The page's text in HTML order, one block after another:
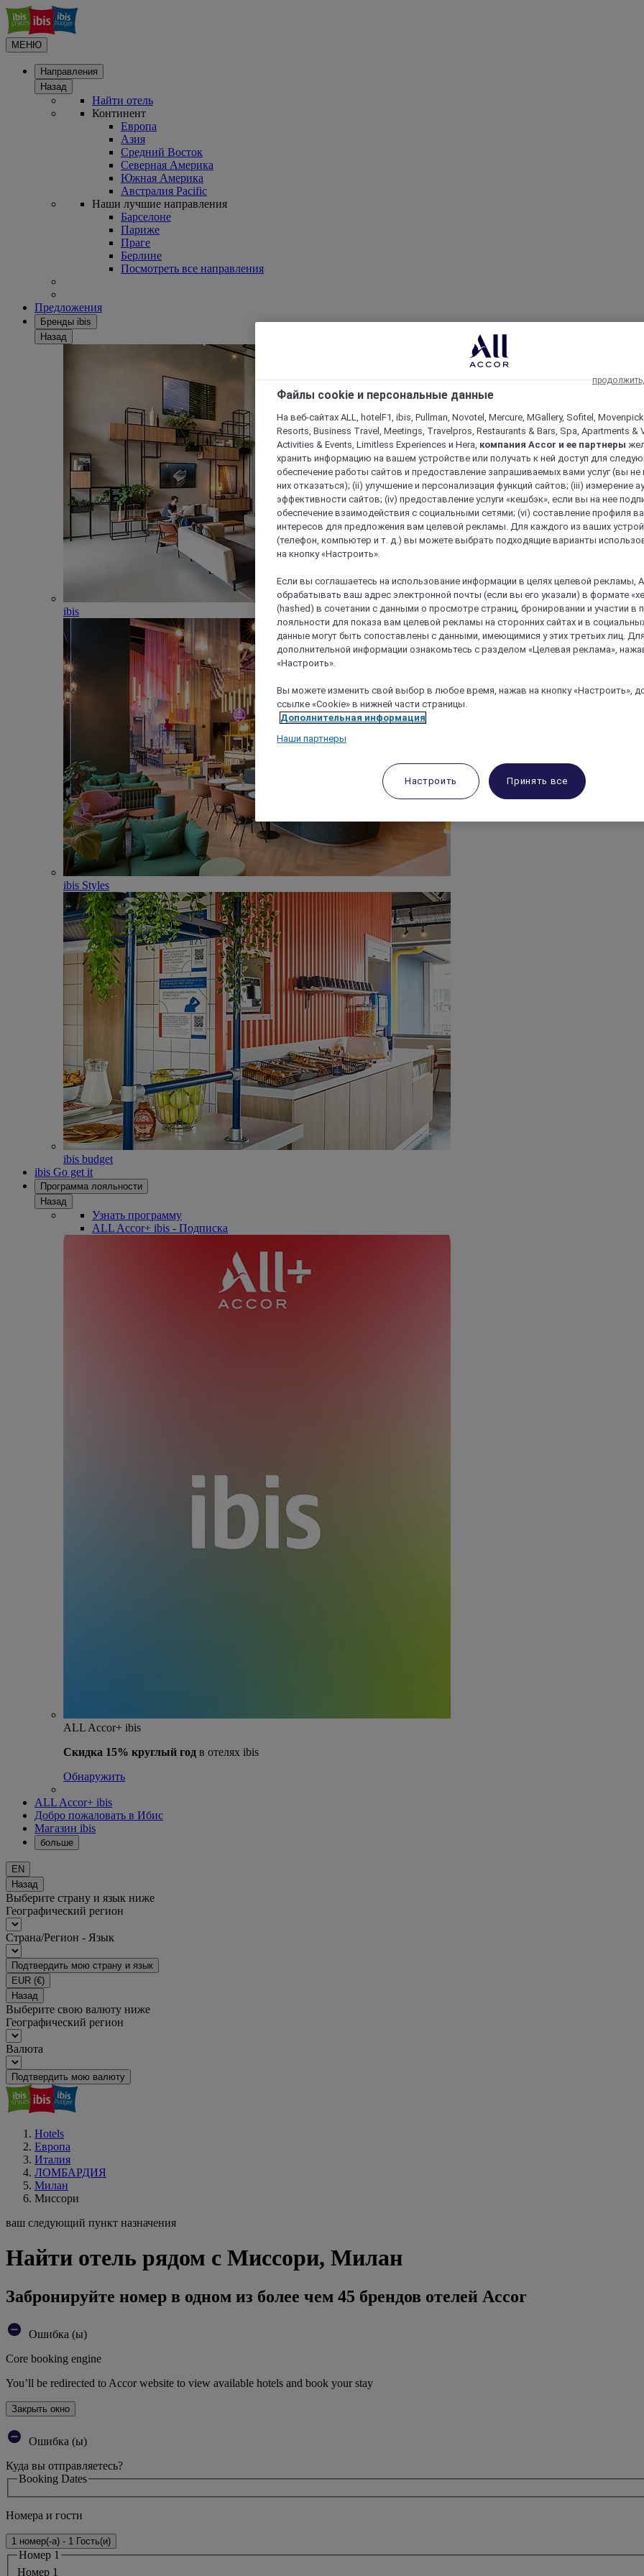
МЕНЮ
Направления
Назад
Найти отель
Континент
Европа
Азия
Средний Восток
Северная Америка
Южная Америка
Австралия Pacific
Наши лучшие направления
Барселоне
Париже
Праге
Берлине
Посмотреть все направления
Предложения
Бренды ibis
Назад
ibis
ibis Styles
ibis budget
ibis Go get it
Программа лояльности
Назад
Узнать программу
ALL Accor+ ibis - Подписка
ALL Accor+ ibis
Скидка 15% круглый год в отелях ibis
Обнаружить
ALL Accor+ ibis
Добро пожаловать в Ибис
Магазин ibis
больше
EN
Назад
Выберите страну и язык ниже
Географический регион
Страна/Регион - Язык
Подтвердить мою страну и язык
EUR (€)
Назад
Выберите свою валюту ниже
Географический регион
Валюта
Подтвердить мою валюту
Hotels
Европа
Италия
ЛОМБАРДИЯ
Милан
Миссори
ваш следующий пункт назначения
Найти отель рядом с Миссори, Милан
Забронируйте номер в одном из более чем 45 брендов отелей Accor
Ошибка (ы)
Core booking engine
You’ll be redirected to Accor website to view available hotels and book your stay
Закрыть окно
Ошибка (ы)
Куда вы отправляетесь?
Booking Dates
Номера и гости
1 номер(-а) - 1 Гость(и)
Номер 1
Номер 1
Файлы cookie и персональные данные
На веб-сайтах ALL, hotelF1, ibis, Pullman, Novotel, Mercure, MGallery, Sofitel,
Resorts, Business Travel, Meetings, Travelpros, Restaurants & Bars, Spa, Apartments &
Activities & Events, Limitless Experiences и Hera, компания Accor и ее партнеры
хранить информацию на вашем устройстве или получать к ней доступ для
обеспечение работы сайтов и предоставление запрашиваемых вами услуг (вы
них отказаться); (ii) улучшение и персонализация функций сайтов; (iii) измерение
эффективности сайтов; (iv) предоставление услуги «кешбэк», если вы на нее
обеспечение взаимодействия с социальными сетями; (vi) составление профиля
интересов для предложения вам целевой рекламы. Для каждого из ваших
(телефон, компьютер и т. д.) вы можете выбрать подходящие варианты
на кнопку «Настроить».
Если вы соглашаетесь на использование информации в целях целевой рекламы,
обрабатывать ваш адрес электронной почты (если вы его указали) в формате
(hashed) в сочетании с данными о просмотре страниц, бронировании и участии в
лояльности для показа вам целевой рекламы на сторонних сайтах и в
данные могут быть сопоставлены с данными, имеющимися у этих третьих лиц.
дополнительной информации ознакомьтесь с разделом «Целевая реклама»,
«Настроить».
Вы можете изменить свой выбор в любое время, нажав на кнопку «Настроить»,
ссылке «Cookie» в нижней части страницы.
Дополнительная информация
Наши партнеры
Настроить Принять все